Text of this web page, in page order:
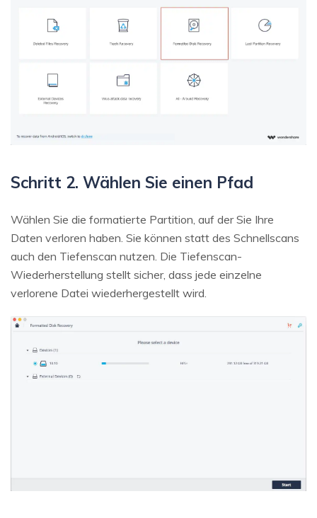
Schritt 2. Wählen Sie einen Pfad
Wählen Sie die formatierte Partition, auf der Sie Ihre
Daten verloren haben. Sie können statt des Schnellscans
auch den Tiefenscan nutzen. Die Tiefenscan-
Wiederherstellung stellt sicher, dass jede einzelne
verlorene Datei wiederhergestellt wird.